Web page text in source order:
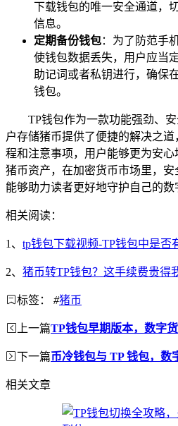
下载钱包的唯一安全通道，
信息。
定期备份钱包：为了防范手
使钱包数据丢失，用户应当
助记词或者私钥进行，确保
钱包。
TP钱包作为一款功能强劲、
户存储猪币提供了便捷的解决之
程和注意事项，用户能够更为安
猪币资产，在加密货币市场里，
能够助力读者更好地守护自己的数
相关阅读：
1、 tp钱包下载视频-TP钱包中是否
2、 猪币转TP钱包？这手续费贵得
标签： #猪币
上一篇TP钱包早期版本，数字
下一篇币冷钱包与 TP 钱包，数
相关文章